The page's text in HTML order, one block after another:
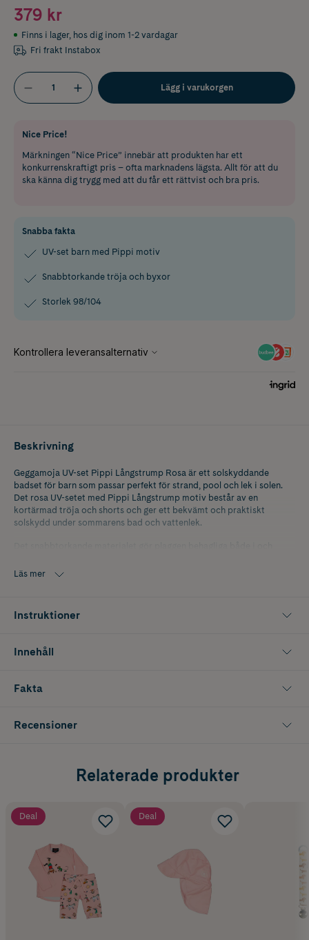
379 kr
Finns i lager, hos dig inom 1-2 vardagar
Fri frakt Instabox
Lägg i varukorgen
Nice Price!
Märkningen “Nice Price” innebär att produkten har ett
konkurrenskraftigt pris – ofta marknadens lägsta. Allt för att du
ska känna dig trygg med att du får ett rättvist och bra pris.
Snabba fakta
UV-set barn med Pippi motiv
Snabbtorkande tröja och byxor
Storlek 98/104
Beskrivning
Geggamoja UV-set Pippi Långstrump Rosa är ett solskyddande
badset för barn som passar perfekt för strand, pool och lek i solen.
Det rosa UV-setet med Pippi Långstrump motiv består av en
kortärmad tröja och shorts och ger ett bekvämt och praktiskt
solskydd under sommarens bad och vattenlek.
solens skadliga UVA och UVB strålar, vilket gör UV-kläder till ett smart
eller under semester vid havet.
Storlek 98/104
Läs mer
Instruktioner
Innehåll
Fakta
Recensioner
Relaterade produkter
Deal Deal